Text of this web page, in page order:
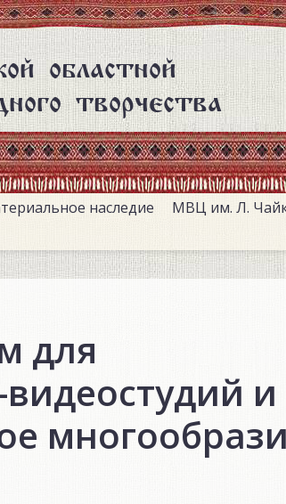
областной
творчества
наследие МВЦ им. Л.
для
и